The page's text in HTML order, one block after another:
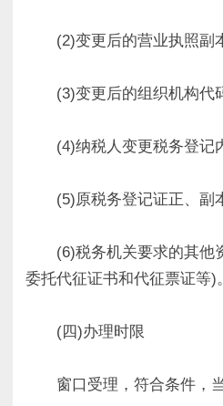
(2)变更后的营业执照副
(3)变更后的组织机构代
(4)纳税人变更税务登记
(5)原税务登记证正、副
(6)税务机关要求的其他资
委托代征证书和代征票证等)。
(四)办理时限
窗口受理，符合条件，当